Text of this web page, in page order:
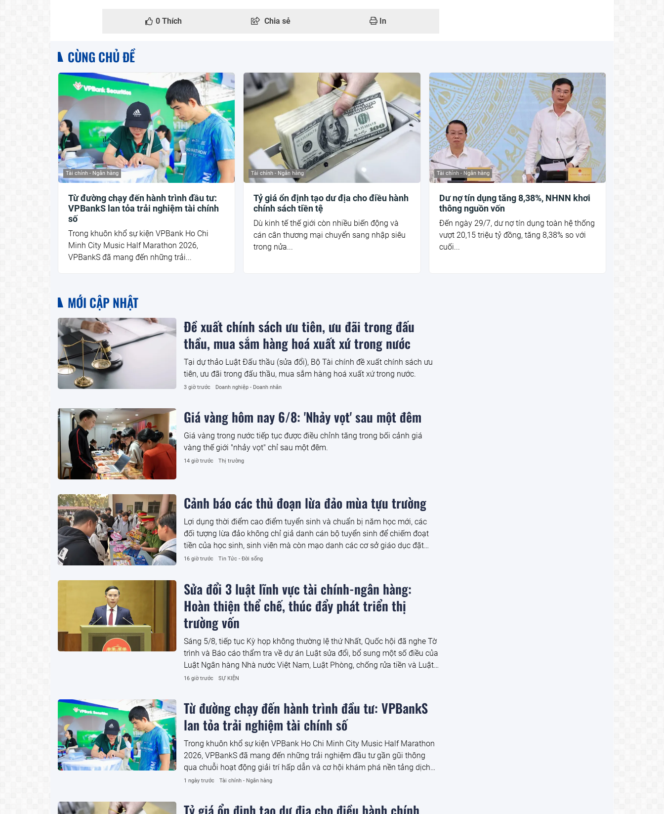
0 Thích Chia sẻ In
CÙNG CHỦ ĐỀ
Tài chính - Ngân hàng
Từ đường chạy đến hành trình đầu tư:
VPBankS lan tỏa trải nghiệm tài chính
số
Trong khuôn khổ sự kiện VPBank Ho Chi
Minh City Music Half Marathon 2026,
VPBankS đã mang đến những trải...
Tài chính - Ngân hàng
Tỷ giá ổn định tạo dư địa cho điều hành
chính sách tiền tệ
Dù kinh tế thế giới còn nhiều biến động và
cán cân thương mại chuyển sang nhập siêu
trong nửa...
Tài chính - Ngân hàng
Dư nợ tín dụng tăng 8,38%, NHNN khơi
thông nguồn vốn
Đến ngày 29/7, dư nợ tín dụng toàn hệ thống
vượt 20,15 triệu tỷ đồng, tăng 8,38% so với
cuối...
MỚI CẬP NHẬT
Đề xuất chính sách ưu tiên, ưu đãi trong đấu
thầu, mua sắm hàng hoá xuất xứ trong nước
Tại dự thảo Luật Đấu thầu (sửa đổi), Bộ Tài chính đề xuất chính sách ưu
tiên, ưu đãi trong đấu thầu, mua sắm hàng hoá xuất xứ trong nước.
3 giờ trước Doanh nghiệp - Doanh nhân
Giá vàng hôm nay 6/8: 'Nhảy vọt' sau một đêm
Giá vàng trong nước tiếp tục được điều chỉnh tăng trong bối cảnh giá
vàng thế giới "nhảy vọt" chỉ sau một đêm.
14 giờ trước Thị trường
Cảnh báo các thủ đoạn lừa đảo mùa tựu trường
Lợi dụng thời điểm cao điểm tuyển sinh và chuẩn bị năm học mới, các
đối tượng lừa đảo không chỉ giả danh cán bộ tuyển sinh để chiếm đoạt
tiền của học sinh, sinh viên mà còn mạo danh các cơ sở giáo dục đặt
mua hàng hóa với số lượng lớn, yêu cầu doanh nghiệp chuyển tiền đặt
16 giờ trước Tin Tức - Đời sống
Sửa đổi 3 luật lĩnh vực tài chính-ngân hàng:
Hoàn thiện thể chế, thúc đẩy phát triển thị
trường vốn
Sáng 5/8, tiếp tục Kỳ họp không thường lệ thứ Nhất, Quốc hội đã nghe Tờ
trình và Báo cáo thẩm tra về dự án Luật sửa đổi, bổ sung một số điều của
Luật Ngân hàng Nhà nước Việt Nam, Luật Phòng, chống rửa tiền và Luật
Các tổ chức tín dụng.
16 giờ trước SỰ KIỆN
Từ đường chạy đến hành trình đầu tư: VPBankS
lan tỏa trải nghiệm tài chính số
Trong khuôn khổ sự kiện VPBank Ho Chi Minh City Music Half Marathon
2026, VPBankS đã mang đến những trải nghiệm đầu tư gần gũi thông
qua chuỗi hoạt động giải trí hấp dẫn và cơ hội khám phá nền tảng dịch
vụ đầu tư số hiện đại – NEO Invest.
1 ngày trước Tài chính - Ngân hàng